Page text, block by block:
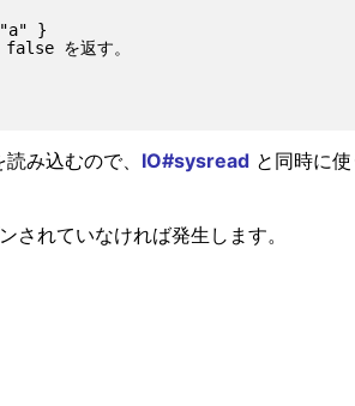
"a" }
を返す。
み込むので、 IO#sysreadと同時に使
されていなければ発生します。